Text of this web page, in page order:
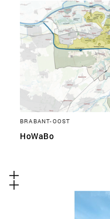
BRABANT-OOST
HoWaBo